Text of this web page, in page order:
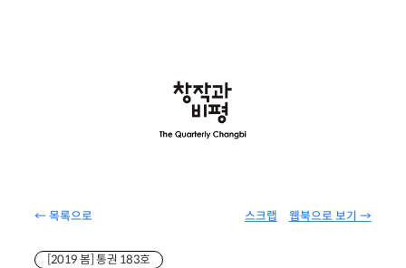
← 목록으로 웹북으로 보기 →
스크랩
[2019 봄] 통권 183호